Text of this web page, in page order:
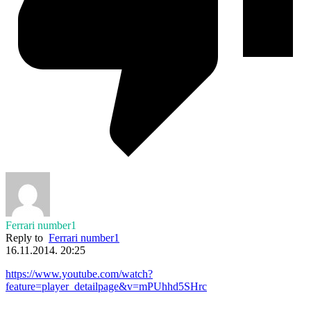
Ferrari number1
Reply to Ferrari number1
16.11.2014. 20:25
https://www.youtube.com/watch?
feature=player_detailpage&v=mPUhhd5SHrc